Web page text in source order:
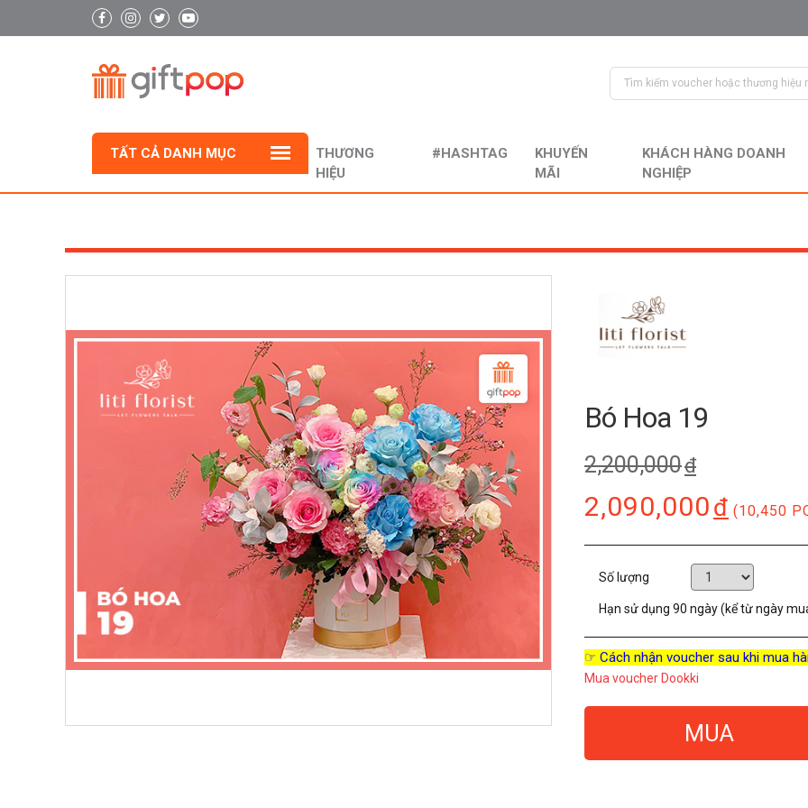
TẤT CẢ DANH MỤC
THƯƠNG
HIỆU
#HASHTAG
KHUYẾN
MÃI
KHÁCH HÀNG DOANH
NGHIỆP
Bó Hoa 19
2,200,000đ
2,090,000đ (10,450
Số lượng
Hạn sử dụng 90 ngày (kể từ ngày
☞ Cách nhận voucher sau khi mua
Mua voucher Dookki
MUA